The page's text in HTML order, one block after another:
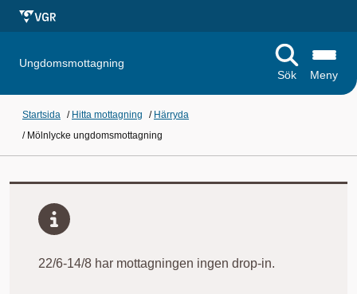
Ungdomsmottagning
Sök
Meny
Startsida / Hitta mottagning / Härryda
/ Mölnlycke ungdomsmottagning
22/6-14/8 har mottagningen ingen drop-in.